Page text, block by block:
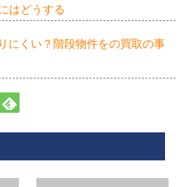
はどうする
にくい？階段物件をの買取の事